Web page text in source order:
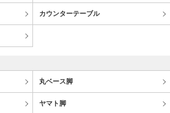
カウンターテーブル
丸ベース脚
ヤマト脚